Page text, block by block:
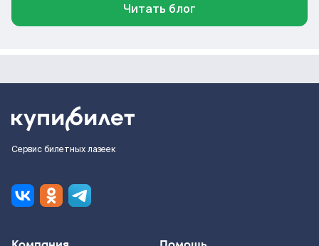
Читать блог
Сервис билетных лазеек